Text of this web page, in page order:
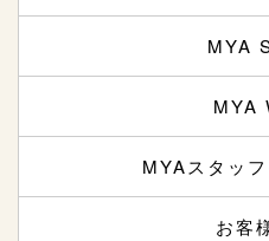
MYA
MYA
MYAスタッ
お客